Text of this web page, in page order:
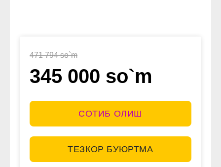
471 794 so`m
345 000 so`m
СОТИБ ОЛИШ
ТЕЗКОР БУЮРТМА